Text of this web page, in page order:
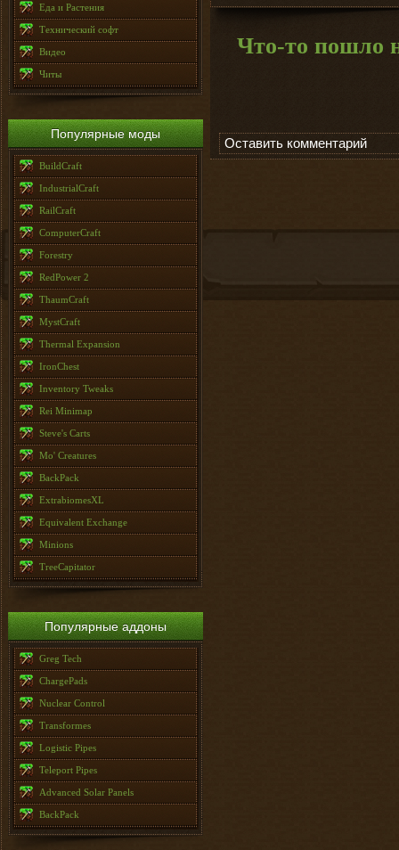
Еда и Растения
Технический софт
Видео
Читы
Популярные моды
BuildCraft
IndustrialCraft
RailCraft
ComputerCraft
Forestry
RedPower 2
ThaumCraft
MystCraft
Thermal Expansion
IronChest
Inventory Tweaks
Rei Minimap
Steve's Carts
Mo' Creatures
BackPack
ExtrabiomesXL
Equivalent Exchange
Minions
TreeCapitator
Популярные аддоны
Greg Tech
ChargePads
Nuclear Control
Transformes
Logistic Pipes
Teleport Pipes
Advanced Solar Panels
BackPack
Что-то пошло
Оставить комментарий